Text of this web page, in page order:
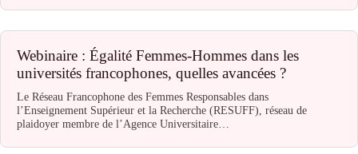
Webinaire : Égalité Femmes-Hommes dans les
universités francophones, quelles avancées ?
Le Réseau Francophone des Femmes Responsables dans
l’Enseignement Supérieur et la Recherche (RESUFF), réseau de
plaidoyer membre de l’Agence Universitaire…